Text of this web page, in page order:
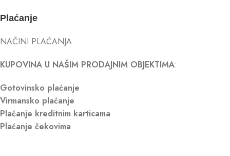
Plaćanje
NAČINI PLAĆANJA
KUPOVINA U NAŠIM PRODAJNIM OBJEKTIMA:
Gotovinsko plaćanje
Virmansko plaćanje
Plaćanje kreditnim karticama
Plaćanje čekovima